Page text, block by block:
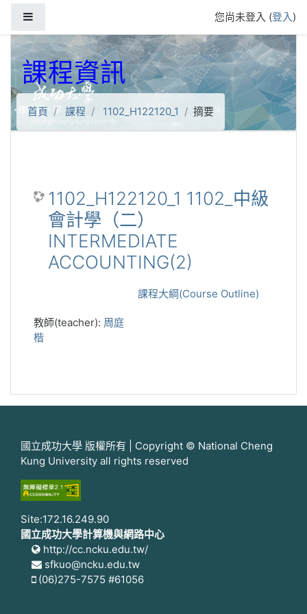
您尚未登入 (登入)
課程資訊
首頁 課程 1102_H122120_1 摘要
1102_H122120_1 1102_中級
會計學（二）
INTERMEDIATE
ACCOUNTING(2)
課程大綱(Course Outline)
教師(teacher): 周庭
楷
國立成功大學 版權所有 | Copyright © National Cheng
Kung University all rights reserved
Site:172.16.249.90
國立成功大學計算機與網路中心
http://cc.ncku.edu.tw/
sfkuo@ncku.edu.tw
(06)275-7575 #61056